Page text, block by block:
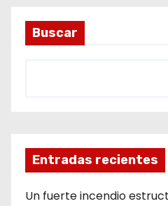
Buscar
Entradas recientes
Un fuerte incendio